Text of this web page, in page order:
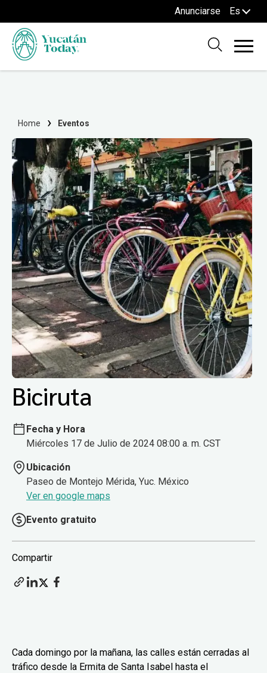
Anunciarse Es
Home Eventos
Biciruta
Fecha y Hora
Miércoles 17 de Julio de 2024 08:00 a. m. CST
Ubicación
Paseo de Montejo Mérida, Yuc. México
Ver en google maps
Evento gratuito
Compartir
Cada domingo por la mañana, las calles están cerradas al
tráfico desde la Ermita de Santa Isabel hasta el